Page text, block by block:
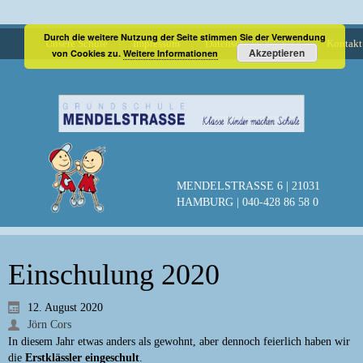
Unsere Schule Impressum Datenschutzerklärung Kontakt
MENDELSTRASSE 6 | 21031
HAMBURG | 040-428 86 58 0
Einschulung 2020
12. August 2020
Jörn Cors
In diesem Jahr etwas anders als gewohnt, aber dennoch feierlich haben wir
die Erstklässler eingeschult
Durch die weitere Nutzung der Seite stimmen Sie der Verwendung
von Cookies zu. Weitere Informationen Akzeptieren